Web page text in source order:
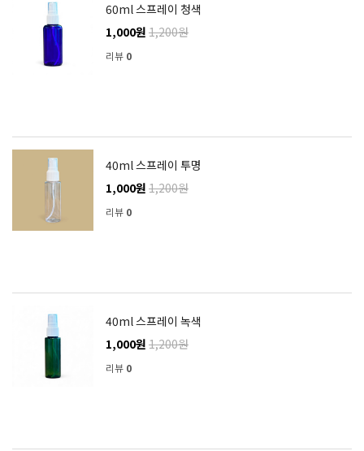
60ml 스프레이 청색
1,000원 1,200원
리뷰 0
40ml 스프레이 투명
1,000원 1,200원
리뷰 0
40ml 스프레이 녹색
1,000원 1,200원
리뷰 0